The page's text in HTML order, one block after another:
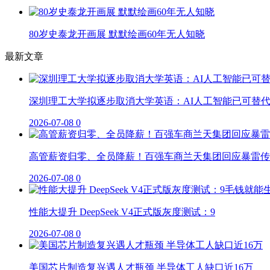
80岁史泰龙开画展 默默绘画60年无人知晓
最新文章
深圳理工大学拟逐步取消大学英语：AI人工智能已可替代
2026-07-08 0
高管薪资归零、全员降薪！百强车商兰天集团回应暴雷
2026-07-08 0
性能大提升 DeepSeek V4正式版灰度测试：9
2026-07-08 0
美国芯片制造复兴遇人才瓶颈 半导体工人缺口近16万